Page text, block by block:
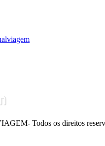
Todos os direitos